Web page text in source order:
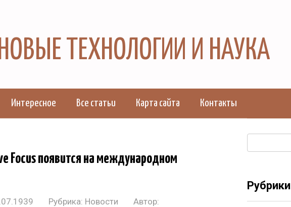
НОВЫЕ ТЕХНОЛОГИИ И НАУКА
Интересное Все статьи Карта сайта Контакты
Focus появится на международном
Рубрика: Новости
Автор:
Рубрики